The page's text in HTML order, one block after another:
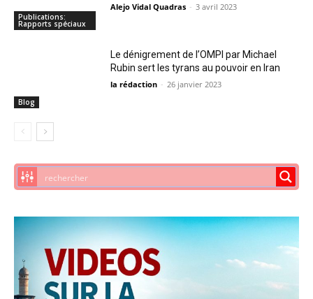
Publications:
Rapports spéciaux
Alejo Vidal Quadras - 3 avril 2023
Blog
Le dénigrement de l’OMPI par Michael
Rubin sert les tyrans au pouvoir en Iran
la rédaction - 26 janvier 2023